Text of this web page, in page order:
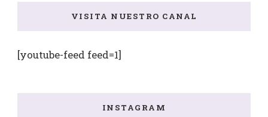
VISITA NUESTRO CANAL
[youtube-feed feed=1]
INSTAGRAM